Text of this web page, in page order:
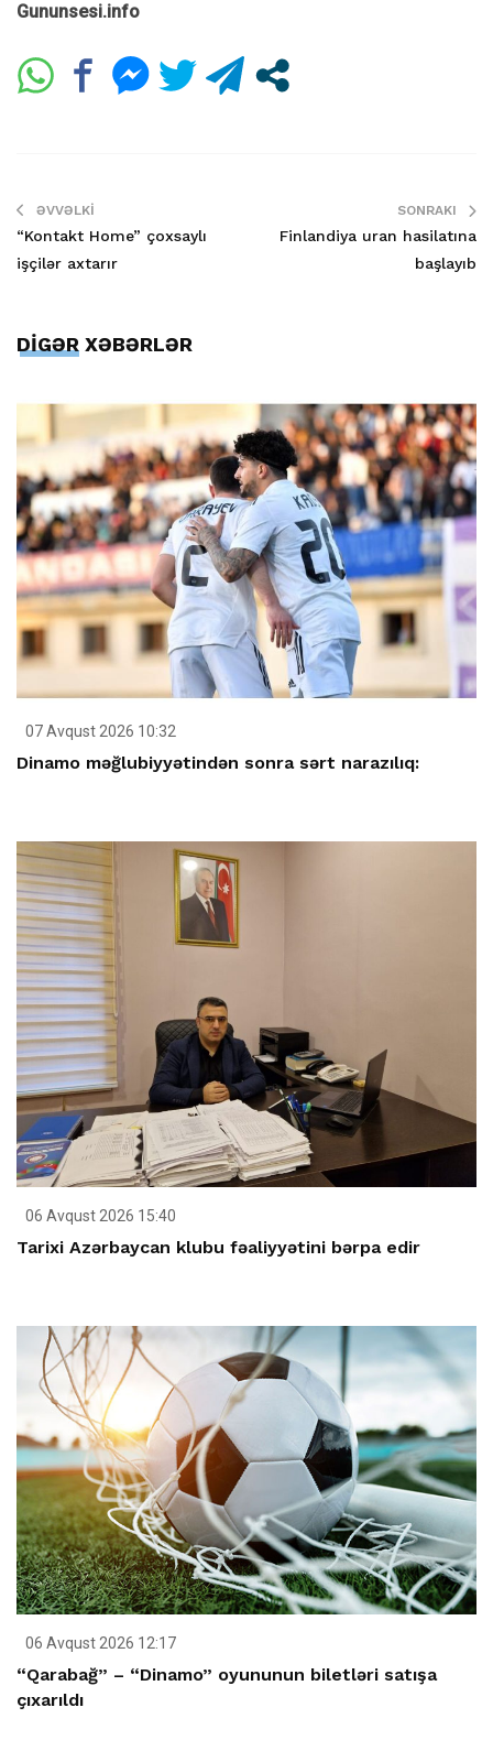
Gununsesi.info
ƏVVƏLKI
“Kontakt Home” çoxsaylı
işçilər axtarır
SONRAKI
Finlandiya uran hasilatına
başlayıb
DİGƏR XƏBƏRLƏR
07 Avqust 2026 10:32
Dinamo məğlubiyyətindən sonra sərt narazılıq:
06 Avqust 2026 15:40
Tarixi Azərbaycan klubu fəaliyyətini bərpa edir
06 Avqust 2026 12:17
“Qarabağ” – “Dinamo” oyununun biletləri satışa
çıxarıldı